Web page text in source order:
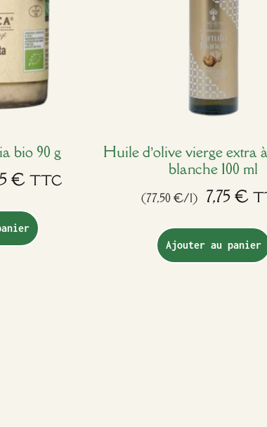
bio 90 g
€ TTC
Huile d’olive vierge extra
blanche 100 ml
(77,50 €/l) 7,75€
Ajouter au panier